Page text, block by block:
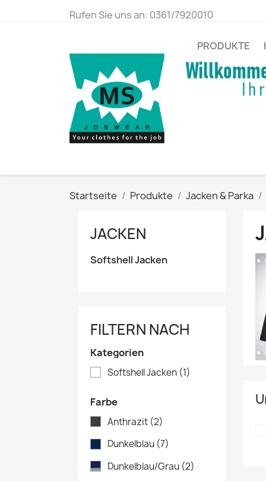
Rufen Sie uns an: 0361/7920010
PRODUKTE
Startseite Produkte Jacken & Parka
JACKEN
Softshell Jacken
FILTERN NACH
Kategorien
Softshell Jacken (1)
Farbe
Anthrazit (2)
Dunkelblau (7)
Dunkelblau/Grau (2)